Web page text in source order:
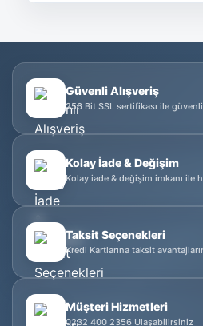
Güvenli Alışveriş
256 Bit SSL sertifikası ile
Kolay İade & Değişim
Kolay iade & değişim imkanı ile
Taksit Seçenekleri
Kredi Kartlarına taksit
Müşteri Hizmetleri
0232 400 2356 Ulaşabilirsiniz